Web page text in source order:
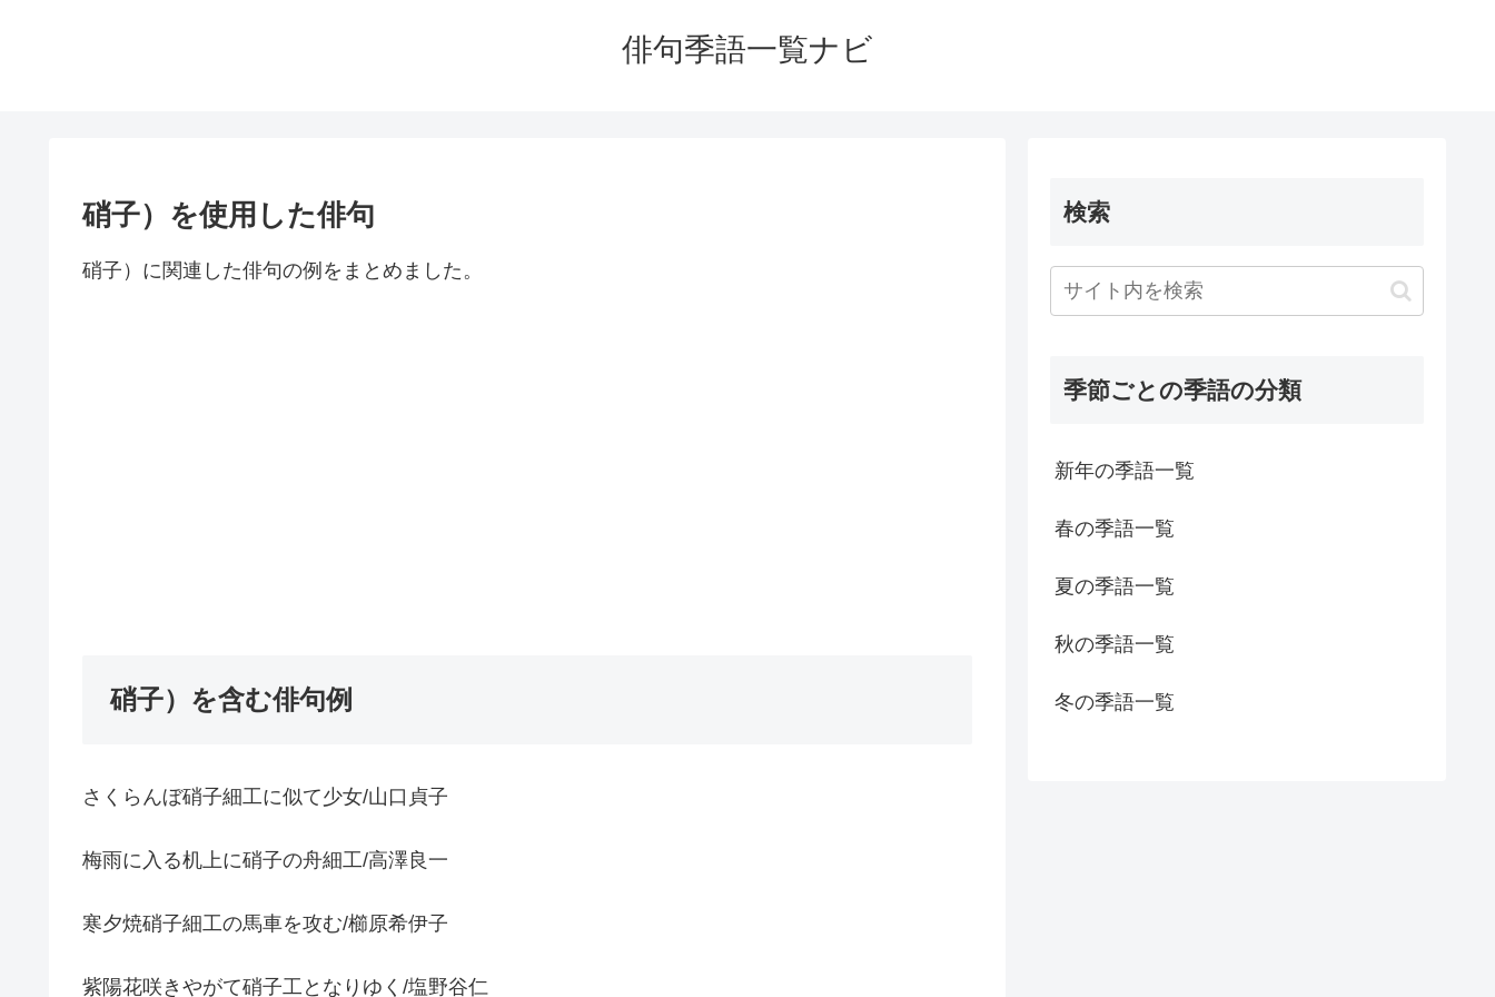
俳句季語一覧ナビ
硝子）を使用した俳句
硝子）に関連した俳句の例をまとめました。
硝子）を含む俳句例
さくらんぼ硝子細工に似て少女/山口貞子
梅雨に入る机上に硝子の舟細工/高澤良一
寒夕焼硝子細工の馬車を攻む/櫛原希伊子
紫陽花咲きやがて硝子工となりゆく/塩野谷仁
検索
季節ごとの季語の分類
新年の季語一覧
春の季語一覧
夏の季語一覧
秋の季語一覧
冬の季語一覧